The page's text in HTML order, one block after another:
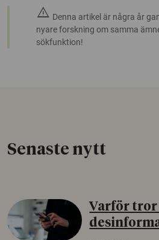
warning Denna artikel är några år
nyare forskning om samma
sökfunktion!
Senaste nytt
Varför tror